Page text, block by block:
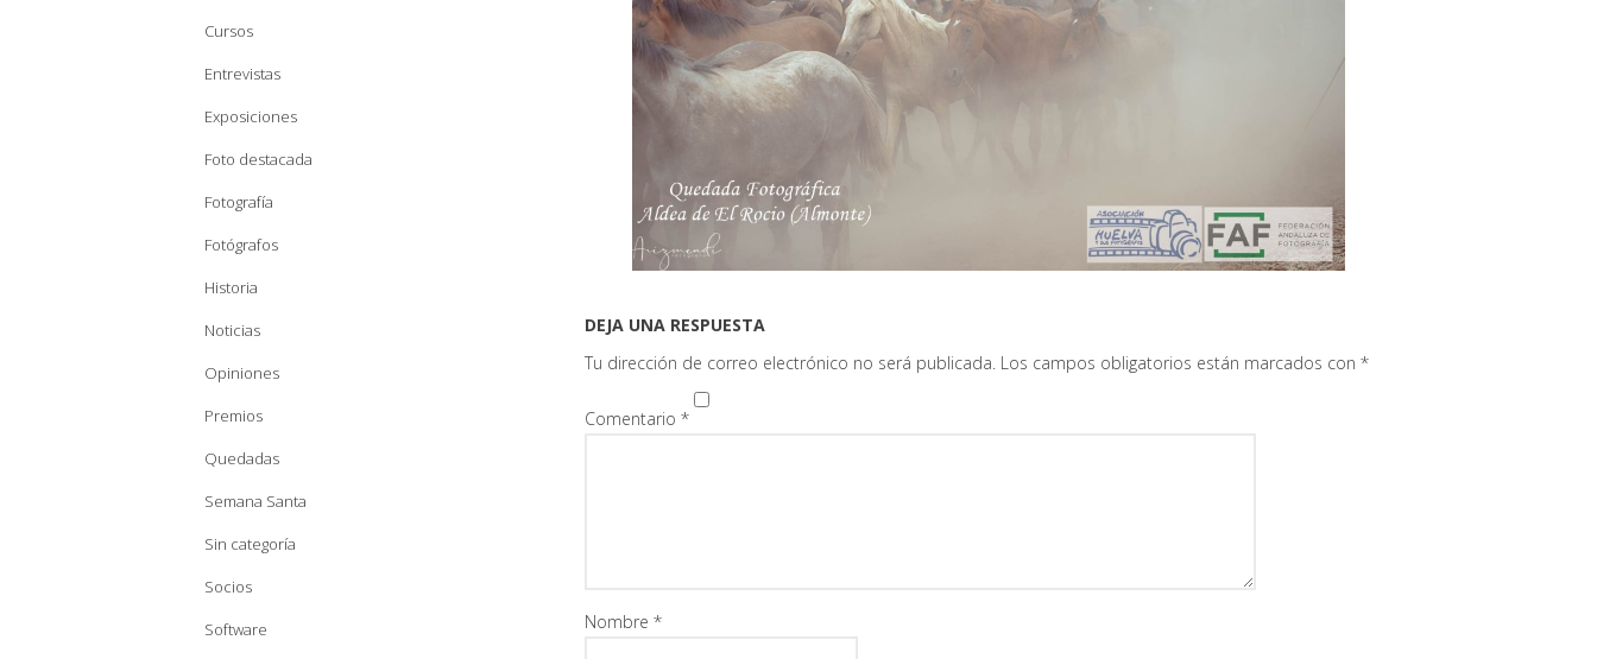
Cursos
Entrevistas
Exposiciones
Foto destacada
Fotografía
Fotógrafos
Historia
Noticias
Opiniones
Premios
Quedadas
Semana Santa
Sin categoría
Socios
Software
DEJA UNA RESPUESTA
Tu dirección de correo electrónico no será publicada. Los campos obligatorios están marcados con *
Comentario *
Nombre *